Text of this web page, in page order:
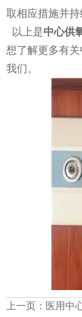
取相应措施并持
以上是中心供
想了解更多有
我们。
上一页： 医用中